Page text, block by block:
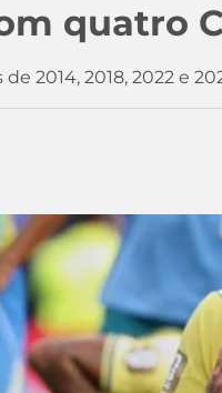
quatro
2014, 2018, 2022 e